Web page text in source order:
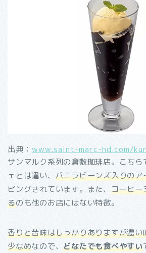
出典： www.saint-marc-hd.com/
サンマルク系列の倉敷珈琲店。こちら
ェとは違い、 バニラビーンズ入りのア
ピングされています。また、 コーヒー
るのも他のお店にはない特徴。
香りと苦味はしっかりありますが濃
少なめなので、どなたでも食べやすい